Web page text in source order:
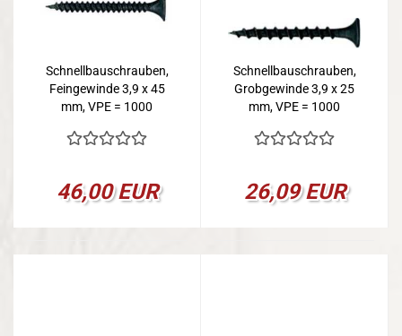
Schnellbauschrauben,
Feingewinde 3,9 x 45
mm, VPE = 1000
46,00 EUR
Schnellbauschrauben,
Grobgewinde 3,9 x 25
mm, VPE = 1000
26,09 EUR